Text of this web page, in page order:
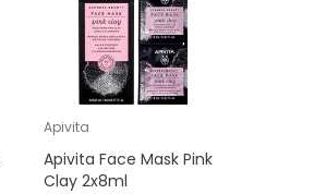
Apivita
Apivita Face Mask Pink
Clay 2x8ml